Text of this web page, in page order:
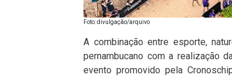
Foto: divulgação/arquivo
A combinação entre esporte,
pernambucano com a realização
evento promovido pela